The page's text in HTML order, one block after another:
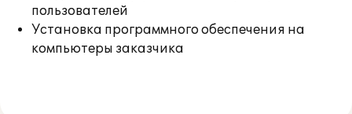
пользователей
Установка программного обеспечения на
компьютеры заказчика